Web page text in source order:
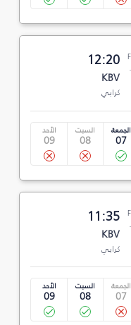
12:20
KBV
كرابي
الجمعة
07
السبت
08
الأحد
09
11:35
KBV
كرابي
الجمعة
07
السبت
08
الأحد
09